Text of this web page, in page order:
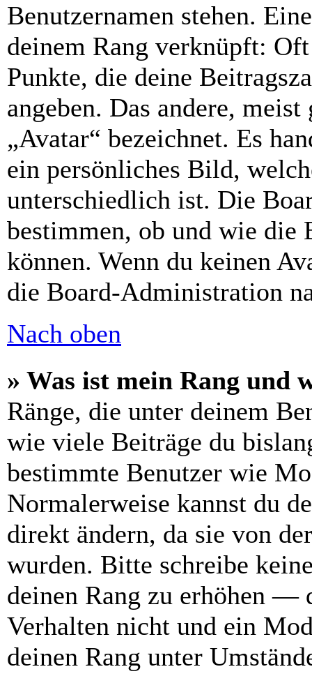
Benutzernamen stehen.
deinem Rang verknüpft:
Punkte, die deine
angeben. Das andere,
„Avatar“ bezeichnet. Es
ein persönliches Bild,
unterschiedlich ist. Die
bestimmen, ob und wie die
können. Wenn du keinen
die Board-Administration
Nach oben
» Was ist mein Rang und
Ränge, die unter deinem
wie viele Beiträge du
bestimmte Benutzer wie
Normalerweise kannst du
direkt ändern, da sie von
wurden. Bitte schreibe
deinen Rang zu erhöhen —
Verhalten nicht und ein
deinen Rang unter